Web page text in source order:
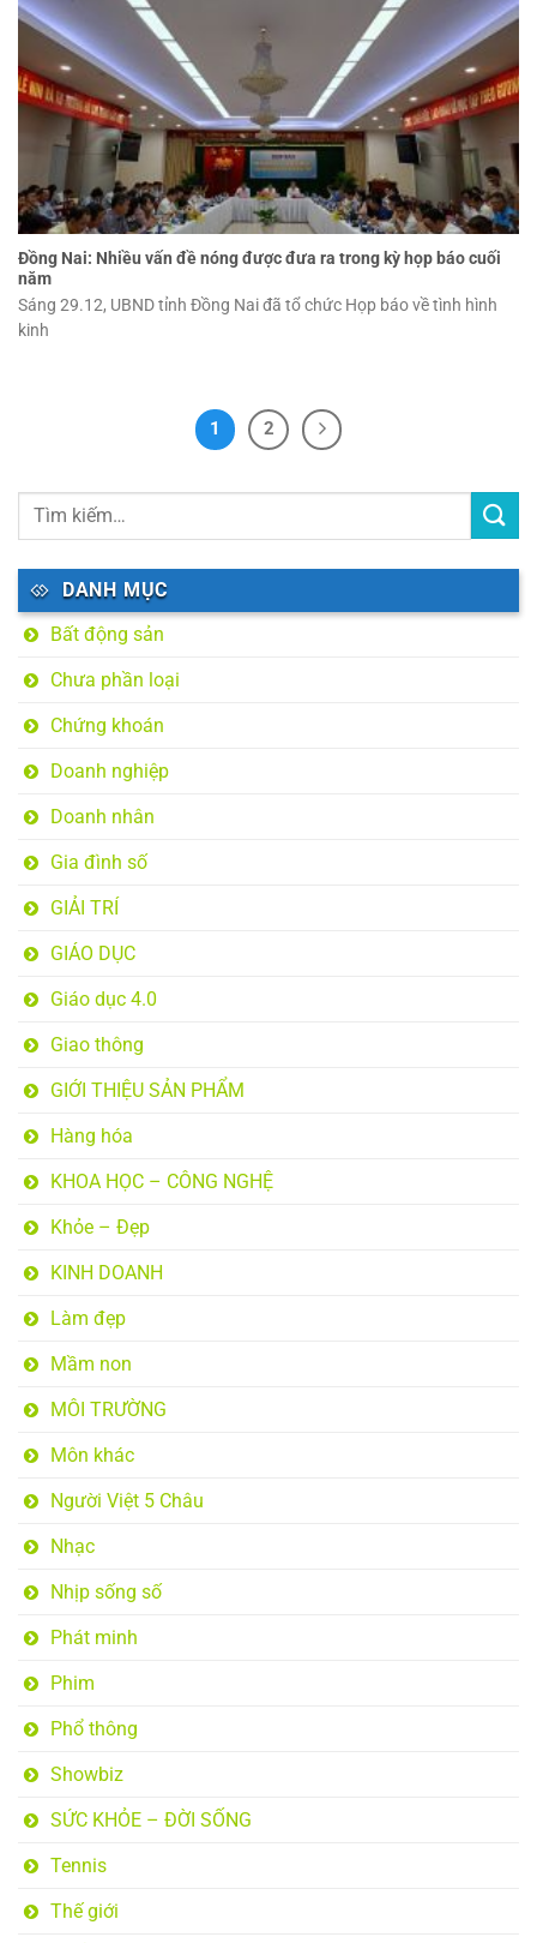
Đồng Nai: Nhiều vấn đề nóng được đưa ra trong kỳ họp báo cuối
năm
Sáng 29.12, UBND tỉnh Đồng Nai đã tổ chức Họp báo về tình hình
kinh
1 2
DANH MỤC
Bất động sản
Chưa phần loại
Chứng khoán
Doanh nghiệp
Doanh nhân
Gia đình số
GIẢI TRÍ
GIÁO DỤC
Giáo dục 4.0
Giao thông
GIỚI THIỆU SẢN PHẨM
Hàng hóa
KHOA HỌC – CÔNG NGHỆ
Khỏe – Đẹp
KINH DOANH
Làm đẹp
Mầm non
MÔI TRƯỜNG
Môn khác
Người Việt 5 Châu
Nhạc
Nhịp sống số
Phát minh
Phim
Phổ thông
Showbiz
SỨC KHỎE – ĐỜI SỐNG
Tennis
Thế giới